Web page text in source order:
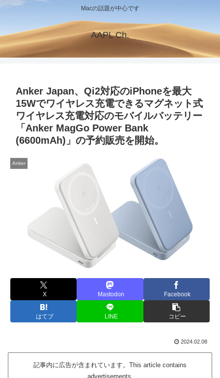
Macの話題が中心です
AAPL Ch.
Anker Japan、Qi2対応のiPhoneを最大
15Wでワイヤレス充電できるマグネット式
ワイヤレス充電対応のモバイルバッテリー
「Anker MagGo Power Bank
(6600mAh)」の予約販売を開始。
Anker
X Mastodon Facebook
はてブ LINE コピー
2024.02.08
記事内に広告が含まれています。This article contains
advertisements.